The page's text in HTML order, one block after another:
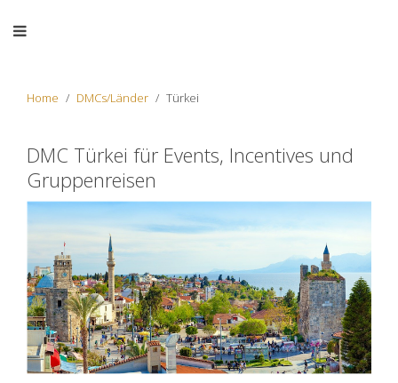
Home DMCs/Länder Türkei
DMC Türkei für Events, Incentives und
Gruppenreisen